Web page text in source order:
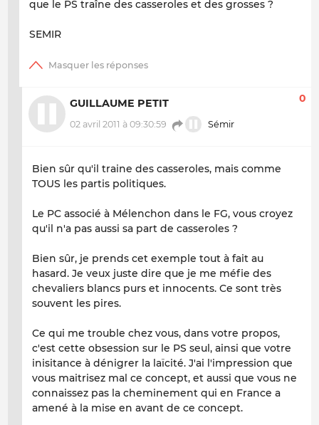
que le PS traîne des casseroles et des grosses ?
SEMIR
GUILLAUME PETIT
02 avril 2011 à 09:30:59 Sémir
0
Bien sûr qu'il traine des casseroles, mais comme
TOUS les partis politiques.
Le PC associé à Mélenchon dans le FG, vous croyez
qu'il n'a pas aussi sa part de casseroles ?
Bien sûr, je prends cet exemple tout à fait au
hasard. Je veux juste dire que je me méfie des
chevaliers blancs purs et innocents. Ce sont très
souvent les pires.
Ce qui me trouble chez vous, dans votre propos,
c'est cette obsession sur le PS seul, ainsi que votre
inisitance à dénigrer la laïcité. J'ai l'impression que
vous maitrisez mal ce concept, et aussi que vous ne
connaissez pas la cheminement qui en France a
amené à la mise en avant de ce concept.